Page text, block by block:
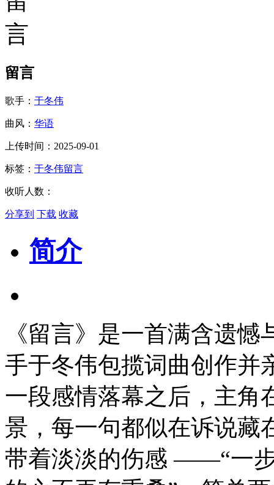
留言
歌手： 于冬伟
曲风： 华语
上传时间：2025-09-01
标签： 于冬伟留言
收听人数：
分享到 下载 收藏
简介
《留言》是一首满含遗
手于冬伟包揽词曲创作并
一段感情落幕之后，主角
景，每一句都似在诉说藏
带着淡淡的伤感 ——“一